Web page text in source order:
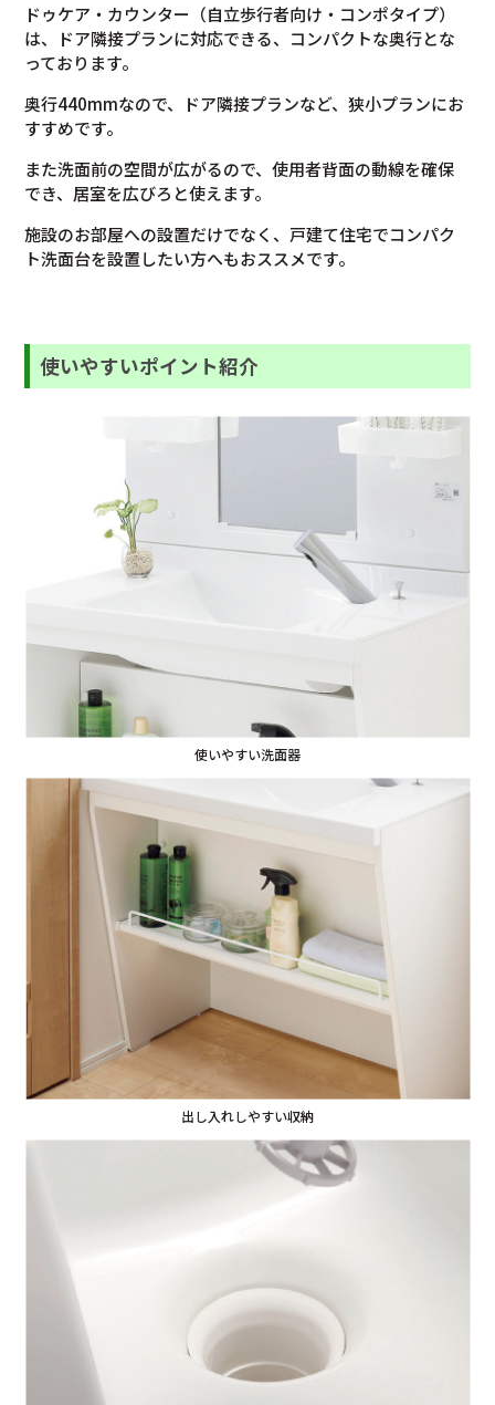
ドゥケア・カウンター（自立歩行者向け・コンポタイプ）
は、ドア隣接プランに対応できる、コンパクトな奥行とな
っております。
奥行440mmなので、ドア隣接プランなど、狭小プランにお
すすめです。
また洗面前の空間が広がるので、使用者背面の動線を確保
でき、居室を広びろと使えます。
施設のお部屋への設置だけでなく、戸建て住宅でコンパク
ト洗面台を設置したい方へもおススメです。
使いやすいポイント紹介
使いやすい洗面器
出し入れしやすい収納